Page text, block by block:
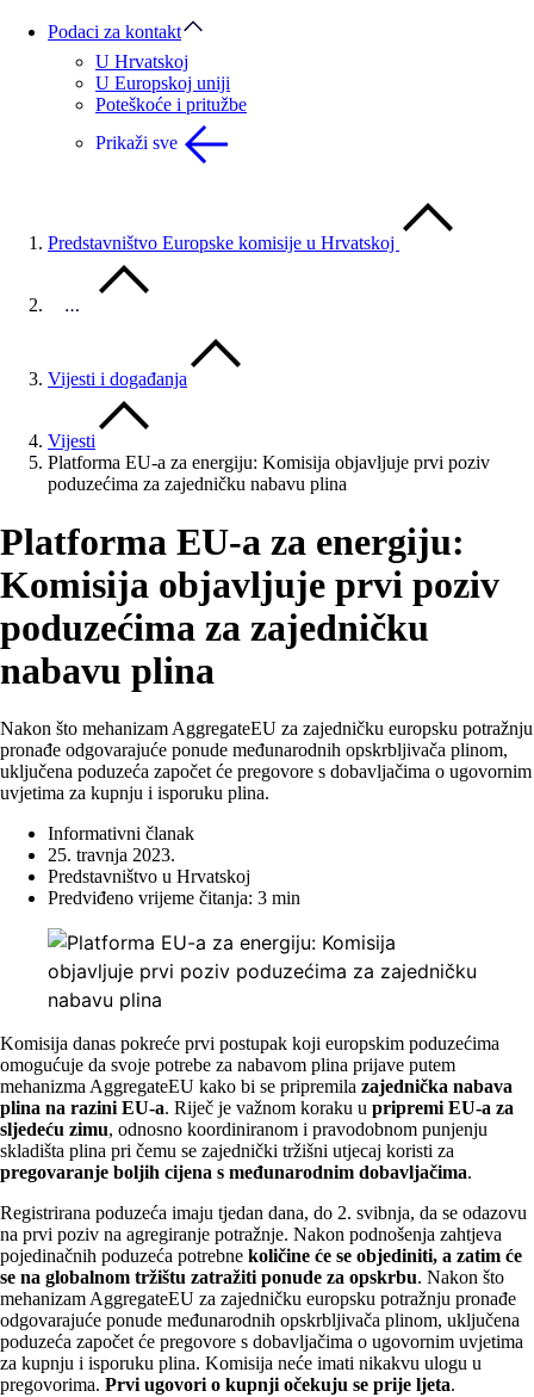
Podaci za kontakt
U Hrvatskoj
U Europskoj uniji
Poteškoće i pritužbe
Prikaži sve
Predstavništvo Europske komisije u Hrvatskoj
…
Vijesti i događanja
Vijesti
Platforma EU-a za energiju: Komisija objavljuje prvi poziv
poduzećima za zajedničku nabavu plina
Platforma EU-a za energiju:
Komisija objavljuje prvi poziv
poduzećima za zajedničku
nabavu plina
Nakon što mehanizam AggregateEU za zajedničku europsku potražnju
pronađe odgovarajuće ponude međunarodnih opskrbljivača plinom,
uključena poduzeća započet će pregovore s dobavljačima o ugovornim
uvjetima za kupnju i isporuku plina.
Informativni članak
25. travnja 2023.
Predstavništvo u Hrvatskoj
Predviđeno vrijeme čitanja: 3 min
Komisija danas pokreće prvi postupak koji europskim poduzećima
omogućuje da svoje potrebe za nabavom plina prijave putem
mehanizma AggregateEU kako bi se pripremila zajednička nabava
plina na razini EU-a. Riječ je važnom koraku u pripremi EU-a za
sljedeću zimu, odnosno koordiniranom i pravodobnom punjenju
skladišta plina pri čemu se zajednički tržišni utjecaj koristi za
pregovaranje boljih cijena s međunarodnim dobavljačima.
Registrirana poduzeća imaju tjedan dana, do 2. svibnja, da se odazovu
na prvi poziv na agregiranje potražnje. Nakon podnošenja zahtjeva
pojedinačnih poduzeća potrebne količine će se objediniti, a zatim će
se na globalnom tržištu zatražiti ponude za opskrbu. Nakon što
mehanizam AggregateEU za zajedničku europsku potražnju pronađe
odgovarajuće ponude međunarodnih opskrbljivača plinom, uključena
poduzeća započet će pregovore s dobavljačima o ugovornim uvjetima
za kupnju i isporuku plina. Komisija neće imati nikakvu ulogu u
pregovorima. Prvi ugovori o kupnji očekuju se prije ljeta.